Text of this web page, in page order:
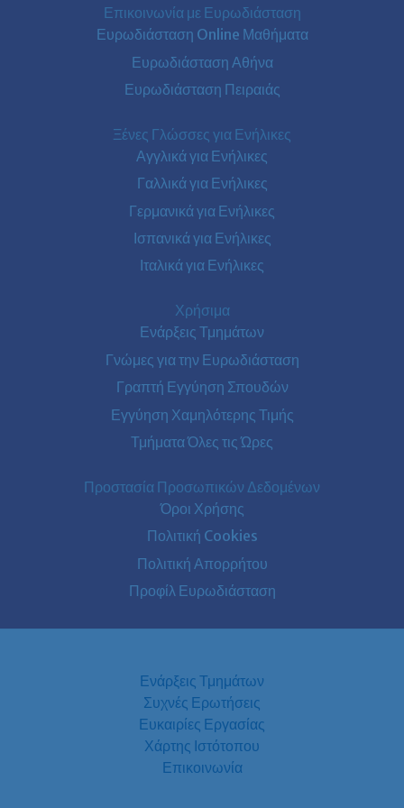
Επικοινωνία με Ευρωδιάσταση
Ευρωδιάσταση Online Μαθήματα
Ευρωδιάσταση Αθήνα
Ευρωδιάσταση Πειραιάς
Ξένες Γλώσσες για Ενήλικες
Αγγλικά για Ενήλικες
Γαλλικά για Ενήλικες
Γερμανικά για Ενήλικες
Ισπανικά για Ενήλικες
Ιταλικά για Ενήλικες
Χρήσιμα
Ενάρξεις Τμημάτων
Γνώμες για την Ευρωδιάσταση
Γραπτή Εγγύηση Σπουδών
Εγγύηση Χαμηλότερης Τιμής
Τμήματα Όλες τις Ώρες
Προστασία Προσωπικών Δεδομένων
Όροι Χρήσης
Πολιτική Cookies
Πολιτική Απορρήτου
Προφίλ Ευρωδιάσταση
Ενάρξεις Τμημάτων
Συχνές Ερωτήσεις
Ευκαιρίες Εργασίας
Χάρτης Ιστότοπου
Επικοινωνία